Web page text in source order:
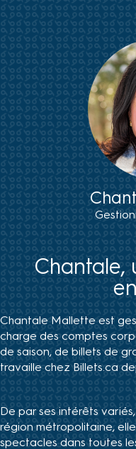
Chantale,
Chantale Mallette est
charge des comptes
de saison, de billets de
travaille chez Billets.ca
De par ses intérêts
région métropolitaine,
spectacles dans toutes